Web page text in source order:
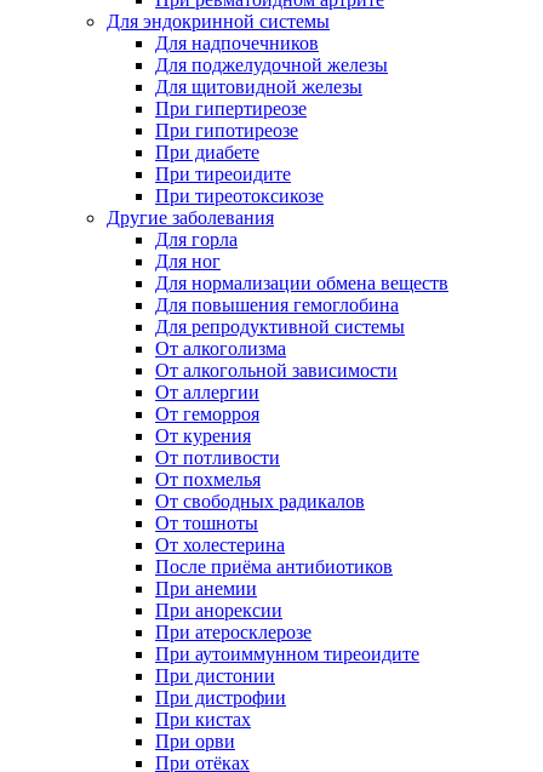
Для эндокринной системы
Для надпочечников
Для поджелудочной железы
Для щитовидной железы
При гипертиреозе
При гипотиреозе
При диабете
При тиреоидите
При тиреотоксикозе
Другие заболевания
Для горла
Для ног
Для нормализации обмена веществ
Для повышения гемоглобина
Для репродуктивной системы
От алкоголизма
От алкогольной зависимости
От аллергии
От геморроя
От курения
От потливости
От похмелья
От свободных радикалов
От тошноты
От холестерина
После приёма антибиотиков
При анемии
При анорексии
При атеросклерозе
При аутоиммунном тиреоидите
При дистонии
При дистрофии
При кистах
При орви
При отёках